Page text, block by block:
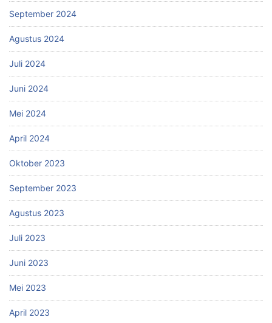
September 2024
Agustus 2024
Juli 2024
Juni 2024
Mei 2024
April 2024
Oktober 2023
September 2023
Agustus 2023
Juli 2023
Juni 2023
Mei 2023
April 2023